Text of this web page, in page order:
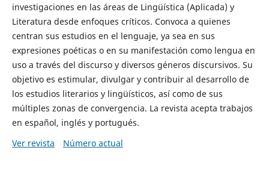
investigaciones en las áreas de Lingüística (Aplicada) y
Literatura desde enfoques críticos. Convoca a quienes
centran sus estudios en el lenguaje, ya sea en sus
expresiones poéticas o en su manifestación como lengua en
uso a través del discurso y diversos géneros discursivos. Su
objetivo es estimular, divulgar y contribuir al desarrollo de
los estudios literarios y lingüísticos, así como de sus
múltiples zonas de convergencia. La revista acepta trabajos
en español, inglés y portugués.
Ver revista
Número actual